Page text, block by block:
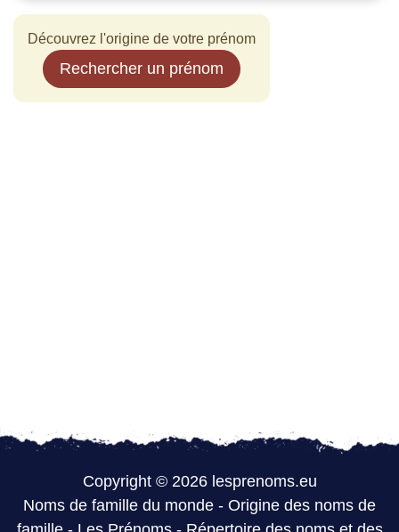
Découvrez l'origine de votre prénom
Rechercher un prénom
Copyright © 2026 lesprenoms.eu
Noms de famille du monde - Origine des noms de